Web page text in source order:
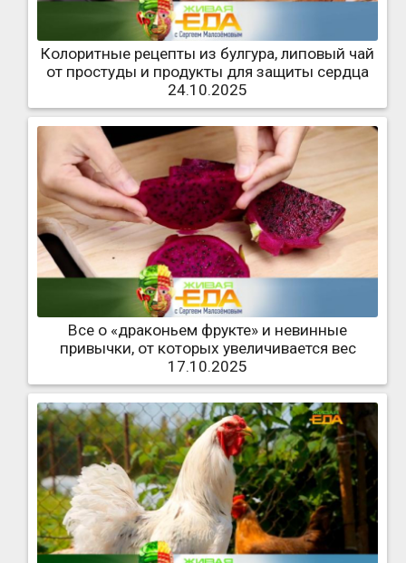
Колоритные рецепты из булгура, липовый чай
от простуды и продукты для защиты сердца
24.10.2025
Все о «драконьем фрукте» и невинные
привычки, от которых увеличивается вес
17.10.2025